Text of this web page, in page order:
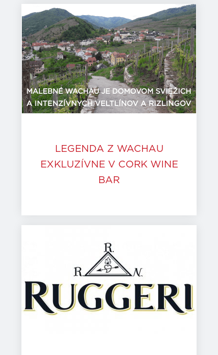
LEGENDA Z WACHAU
EXKLUZÍVNE V CORK WINE
BAR